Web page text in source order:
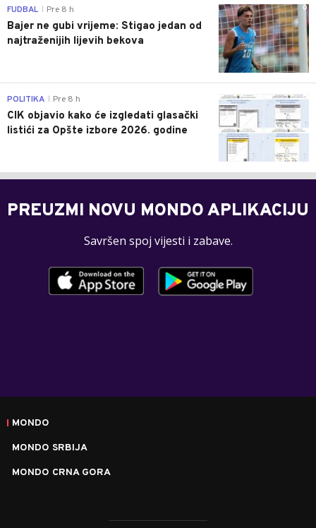
0
FUDBAL Pre 8 h
Bajer ne gubi vrijeme: Stigao jedan od
najtraženijih lijevih bekova
0
POLITIKA Pre 8 h
CIK objavio kako će izgledati glasački
listići za Opšte izbore 2026. godine
PREUZMI NOVU MONDO APLIKACIJU
Savršen spoj vijesti i zabave.
MONDO
MONDO SRBIJA
MONDO CRNA GORA